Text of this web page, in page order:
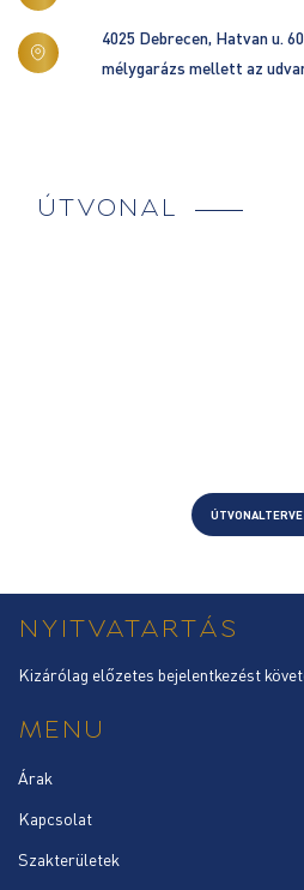
4025 Debrecen, Hatvan u.
mélygarázs mellett az
ÚTVONAL
NYITVATARTÁS
Kizárólag előzetes bejelentkezést
MENU
Árak
Kapcsolat
Szakterületek